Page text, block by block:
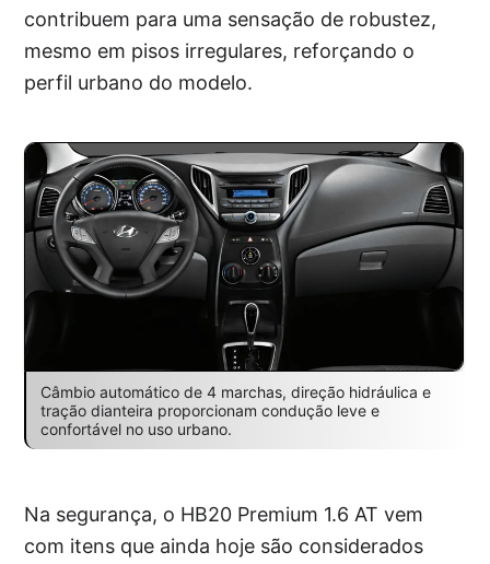
contribuem para uma sensação de robustez,
mesmo em pisos irregulares, reforçando o
perfil urbano do modelo.
Câmbio automático de 4 marchas, direção hidráulica e
tração dianteira proporcionam condução leve e
confortável no uso urbano.
Na segurança, o HB20 Premium 1.6 AT vem
com itens que ainda hoje são considerados